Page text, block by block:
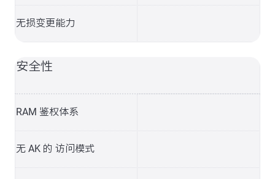
无损变更能力
安全性
RAM 鉴权体系
无 AK 的 访问模式